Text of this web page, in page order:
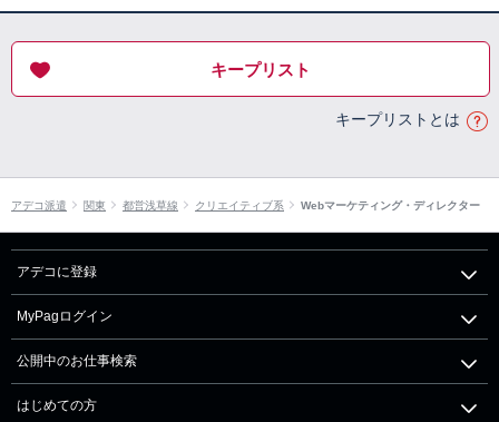
キープリスト
キープリストとは
アデコ派遣 関東 都営浅草線 クリエイティブ系 Webマーケティング・ディレクター
アデコに登録
MyPagログイン
公開中のお仕事検索
はじめての方